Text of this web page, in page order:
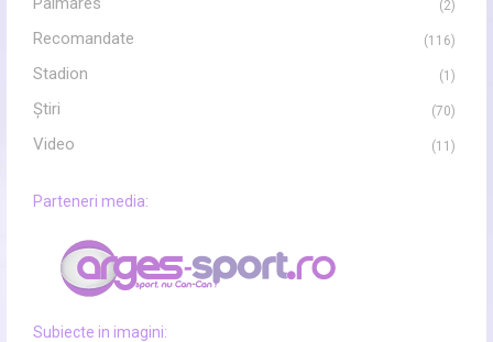
(2)
Recomandate (116)
Stadion (1)
Ştiri (70)
Video (11)
Parteneri media:
Subiecte in imagini: